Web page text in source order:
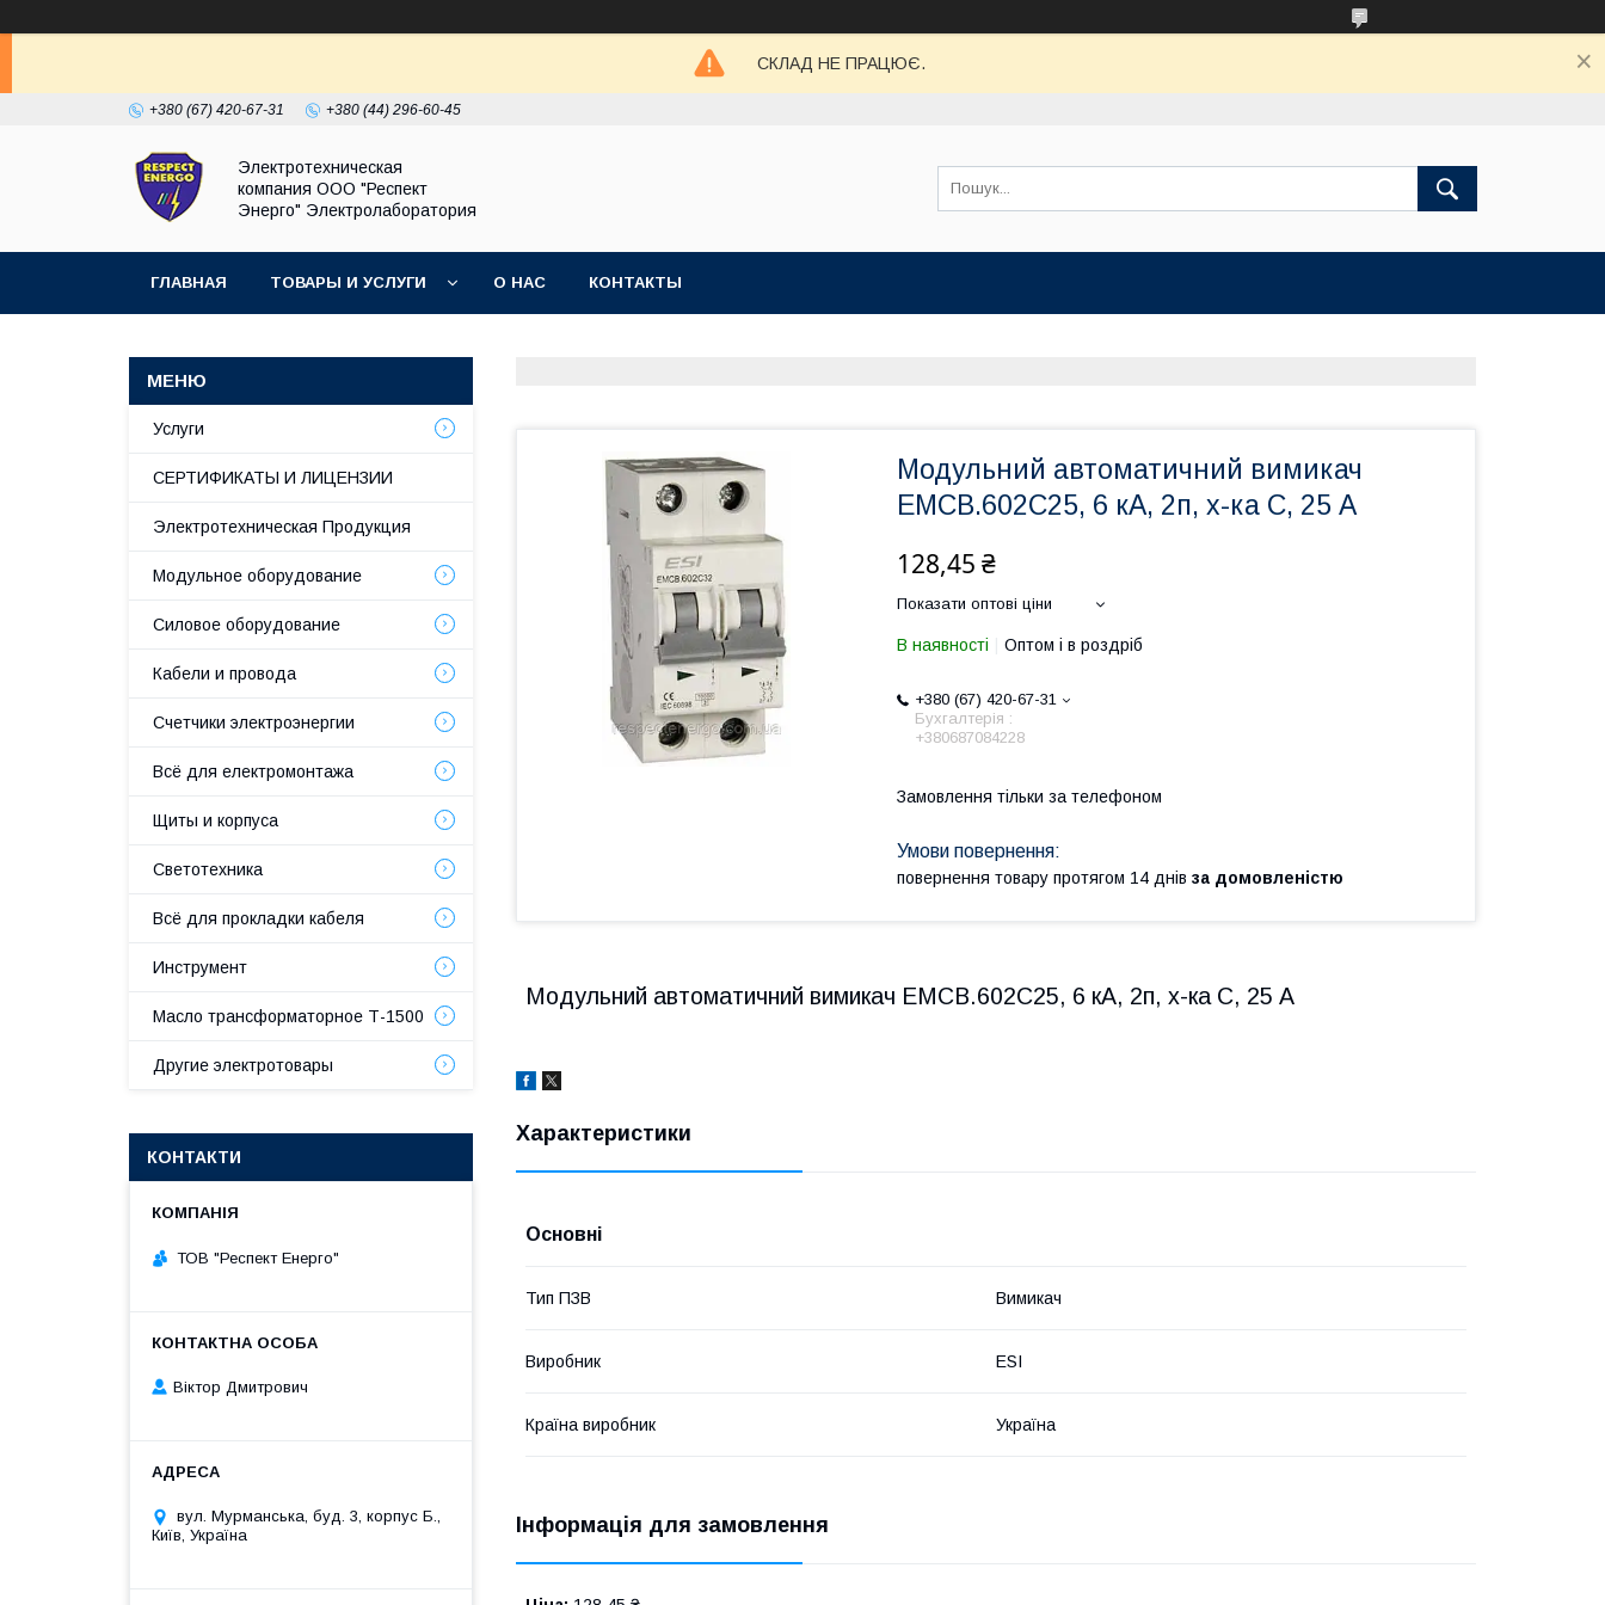
СКЛАД НЕ ПРАЦЮЄ.
+380 (67) 420-67-31 +380 (44) 296-60-45
Электротехническая
компания ООО "Респект
Энерго" Электролаборатория
ГЛАВНАЯ ТОВАРЫ И УСЛУГИ О НАС КОНТАКТЫ
Модульний автоматичний вимикач
EMCB.602C25, 6 кА, 2п, х-ка С, 25 А
128,45 ₴
Показати оптові ціни
В наявності Оптом і в роздріб
+380 (67) 420-67-31
Бухгалтерія :
+380687084228
Замовлення тільки за телефоном
повернення товару протягом 14 днів за домовленістю
Модульний автоматичний вимикач EMCB.602C25, 6 кА, 2п, х-ка С, 25 А
Характеристики
Основні
Тип ПЗВ Вимикач
Виробник ESI
Країна виробник Україна
Інформація для замовлення
Услуги
СЕРТИФИКАТЫ И ЛИЦЕНЗИИ
Электротехническая Продукция
Модульное оборудование
Силовое оборудование
Кабели и провода
Счетчики электроэнергии
Всё для електромонтажа
Щиты и корпуса
Светотехника
Всё для прокладки кабеля
Инструмент
Масло трансформаторное Т-1500
Другие электротовары
КОНТАКТИ
ТОВ "Респект Eнерго"
Віктор Дмитрович
вул. Мурманська, буд. 3, корпус Б.,
Київ, Україна